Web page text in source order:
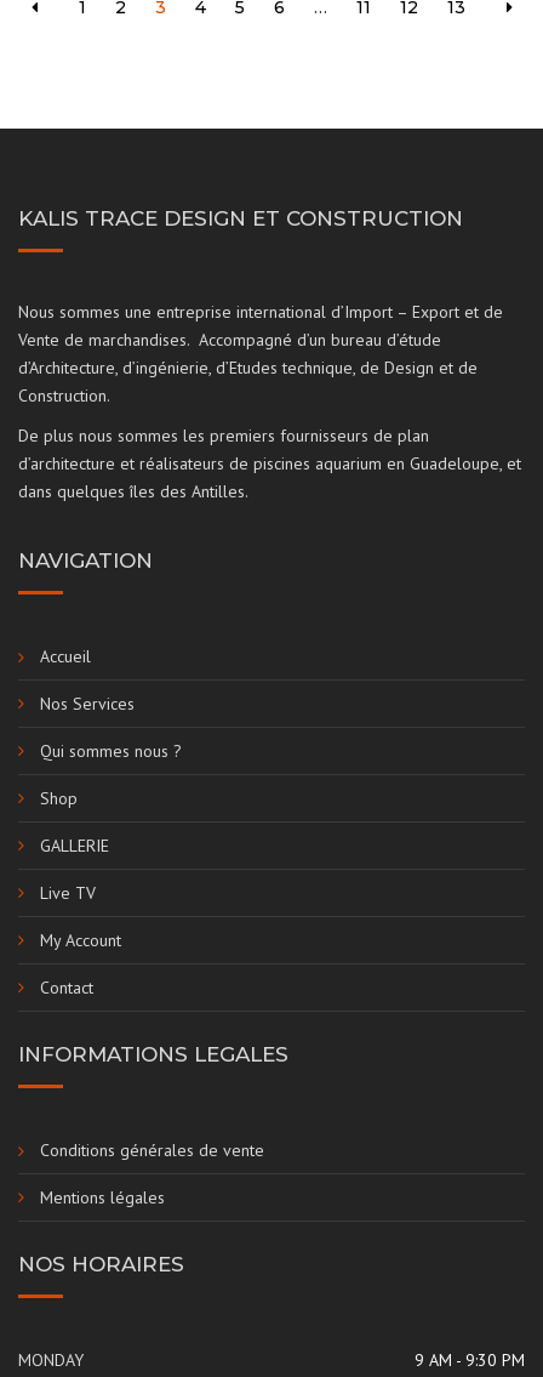
1 2 3 4 5 6 … 11 12 13
KALIS TRACE DESIGN ET CONSTRUCTION
Nous sommes une entreprise international d’Import – Export et de
Vente de marchandises. Accompagné d’un bureau d’étude
d’Architecture, d’ingénierie, d’Etudes technique, de Design et de
Construction.
De plus nous sommes les premiers fournisseurs de plan
d’architecture et réalisateurs de piscines aquarium en Guadeloupe, et
dans quelques îles des Antilles.
NAVIGATION
Accueil
Nos Services
Qui sommes nous ?
Shop
GALLERIE
Live TV
My Account
Contact
INFORMATIONS LEGALES
Conditions générales de vente
Mentions légales
NOS HORAIRES
MONDAY 9 AM - 9:30 PM